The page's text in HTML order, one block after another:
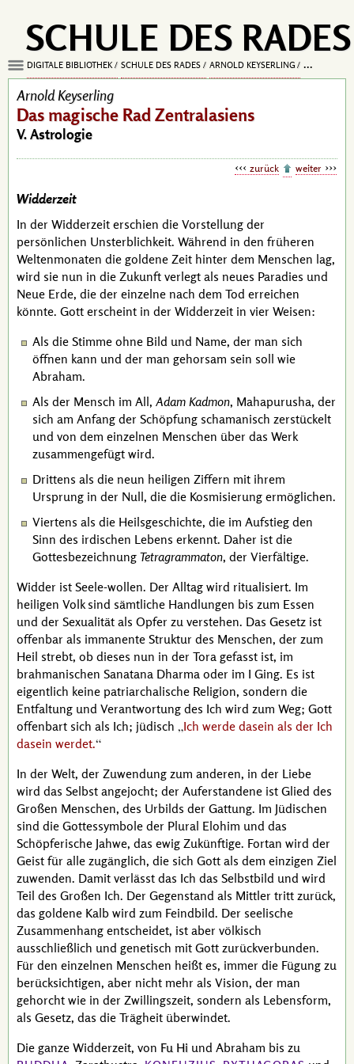
SCHULE DES RADES
DIGITALE BIBLIOTHEK SCHULE DES RADES ARNOLD KEYSERLING DAS
Arnold Keyserling
Das magische Rad Zentralasiens
V. Astrologie
zurück weiter
Widderzeit
In der Widderzeit erschien die Vorstellung der
persönlichen Unsterblichkeit. Während in den früheren
Weltenmonaten die goldene Zeit hinter dem Menschen lag,
wird sie nun in die Zukunft verlegt als neues Paradies und
Neue Erde, die der einzelne nach dem Tod erreichen
könnte. Gott erscheint in der Widderzeit in vier Weisen:
Als die Stimme ohne Bild und Name, der man sich
öffnen kann und der man gehorsam sein soll wie
Abraham.
Als der Mensch im All, Adam Kadmon, Mahapurusha, der
sich am Anfang der Schöpfung schamanisch zerstückelt
und von dem einzelnen Menschen über das Werk
zusammengefügt wird.
Drittens als die neun heiligen Ziffern mit ihrem
Ursprung in der Null, die die Kosmisierung ermöglichen.
Viertens als die Heilsgeschichte, die im Aufstieg den
Sinn des irdischen Lebens erkennt. Daher ist die
Gottesbezeichnung Tetragrammaton, der Vierfältige.
Widder ist Seele-wollen. Der Alltag wird ritualisiert. Im
heiligen Volk sind sämtliche Handlungen bis zum Essen
und der Sexualität als Opfer zu verstehen. Das Gesetz ist
offenbar als immanente Struktur des Menschen, der zum
Heil strebt, ob dieses nun in der Tora gefasst ist, im
brahmanischen Sanatana Dharma oder im I Ging. Es ist
eigentlich keine patriarchalische Religion, sondern die
Entfaltung und Verantwortung des Ich wird zum Weg; Gott
offenbart sich als Ich; jüdisch
Ich werde dasein als der Ich
dasein werdet.
In der Welt, der Zuwendung zum anderen, in der Liebe
wird das Selbst angejocht; der Auferstandene ist Glied des
Großen Menschen, des Urbilds der Gattung. Im Jüdischen
sind die Gottessymbole der Plural Elohim und das
Schöpferische Jahwe, das ewig Zukünftige. Fortan wird der
Geist für alle zugänglich, die sich Gott als dem einzigen Ziel
zuwenden. Damit verlässt das Ich das Selbstbild und wird
Teil des Großen Ich. Der Gegenstand als Mittler tritt zurück,
das goldene Kalb wird zum Feindbild. Der seelische
Zusammenhang entscheidet, ist aber völkisch
ausschließlich und genetisch mit Gott zurückverbunden.
Für den einzelnen Menschen heißt es, immer die Fügung zu
berücksichtigen, aber nicht mehr als Vision, der man
gehorcht wie in der Zwillingszeit, sondern als Lebensform,
als Gesetz, das die Trägheit überwindet.
Die ganze Widderzeit, von Fu Hi und Abraham bis zu